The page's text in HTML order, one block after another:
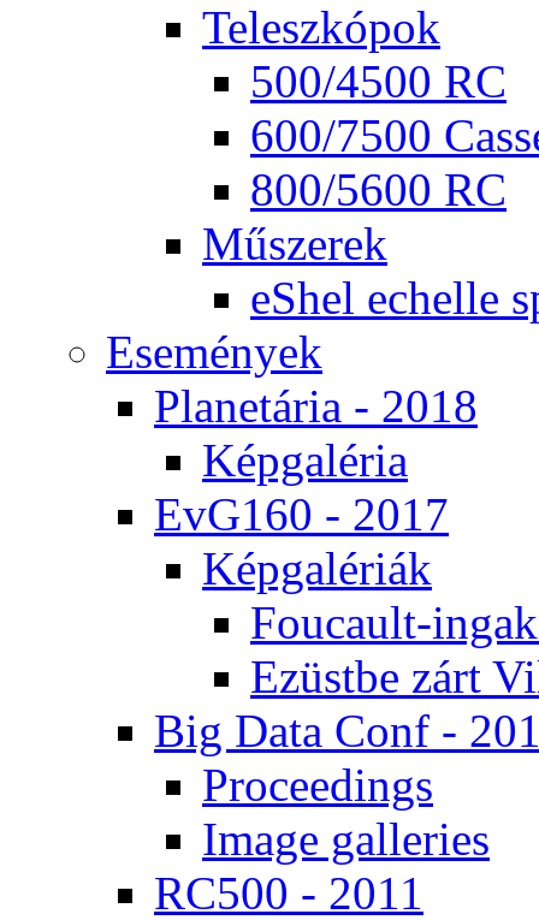
Te­lesz­kó­pok
500/4500 RC
600/7500
800/5600 RC
Mű­sze­rek
eS­hel echel­le
Ese­mé­nyek
Pla­ne­tá­ria - 2018
Kép­ga­lé­ria
EvG160 - 2017
Kép­ga­lé­ri­ák
Fo­u­ca­ult-
Ezüst­be zárt
Big Da­ta Conf -
Pro­ce­e­dings
Image gal­le­ri­es
RC500 - 2011